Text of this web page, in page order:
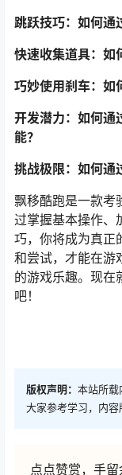
跳跃技巧：如何通
快速收集道具：如
巧妙使用刹车：如
开发潜力：如何通
能？
挑战极限：如何通
飘移酷跑是一款考
过掌握基本操作、
巧，你将成为真正
和尝试，才能在游
的游戏乐趣。现在
吧！
版权声明： 本站所载
大家参考学习，内容
点点赞赏，手